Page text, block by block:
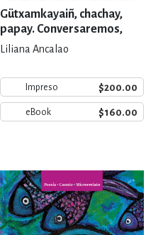
Gütxamkayaiñ, chachay,
papay. Conversaremos,
anciana, anciano, queridos
Liliana Ancalao
Impreso $200.00
eBook $160.00